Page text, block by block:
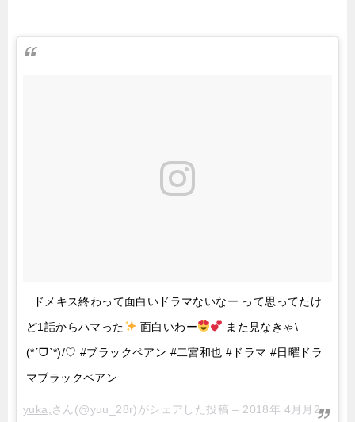
. ドメキス終わって面白いドラマないなー って思ってたけ
ど1話からハマった
面白いわー
また見なきゃ\
(*ˊᗜˋ*)/♡ #ブラックペアン #二宮和也 #ドラマ #日曜ドラ
マブラックペアン
yuka, さん(@yuu_28r)がシェアした投稿 – 2018年 4月月27日午前8時19分PDT